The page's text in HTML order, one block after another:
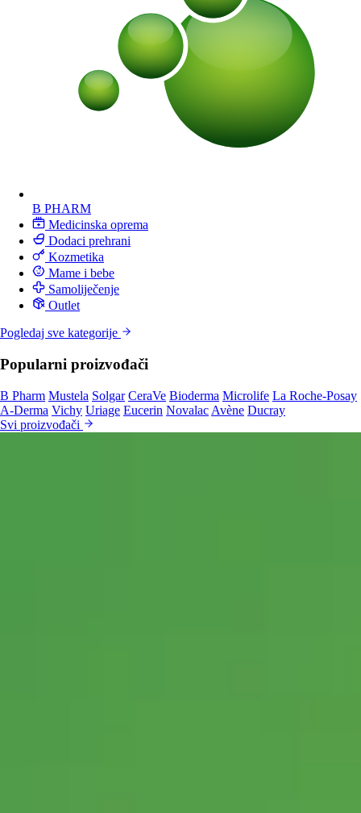
B PHARM
Medicinska oprema
Dodaci prehrani
Kozmetika
Mame i bebe
Samoliječenje
Outlet
Pogledaj sve kategorije
Popularni proizvođači
B Pharm Mustela Solgar CeraVe Bioderma Microlife La Roche-Posay
A-Derma Vichy Uriage Eucerin Novalac Avène Ducray
Svi proizvođači